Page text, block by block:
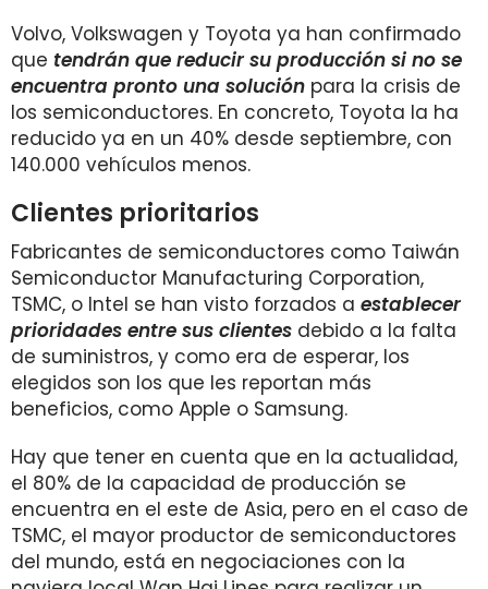
Volvo, Volkswagen y Toyota ya han confirmado
que tendrán que reducir su producción si no se
encuentra pronto una solución para la crisis de
los semiconductores. En concreto, Toyota la ha
reducido ya en un 40% desde septiembre, con
140.000 vehículos menos.
Clientes prioritarios
Fabricantes de semiconductores como Taiwán
Semiconductor Manufacturing Corporation,
TSMC, o Intel se han visto forzados a establecer
prioridades entre sus clientes debido a la falta
de suministros, y como era de esperar, los
elegidos son los que les reportan más
beneficios, como Apple o Samsung.
Hay que tener en cuenta que en la actualidad,
el 80% de la capacidad de producción se
encuentra en el este de Asia, pero en el caso de
TSMC, el mayor productor de semiconductores
del mundo, está en negociaciones con la